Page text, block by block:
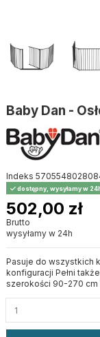
Baby Dan -
Indeks
dostępny, wysyłamy w
502,00 zł
Brutto
wysyłamy w 24h
Pasuje do wszystkich
konfiguracji Pełni
szerokości 90-270 cm